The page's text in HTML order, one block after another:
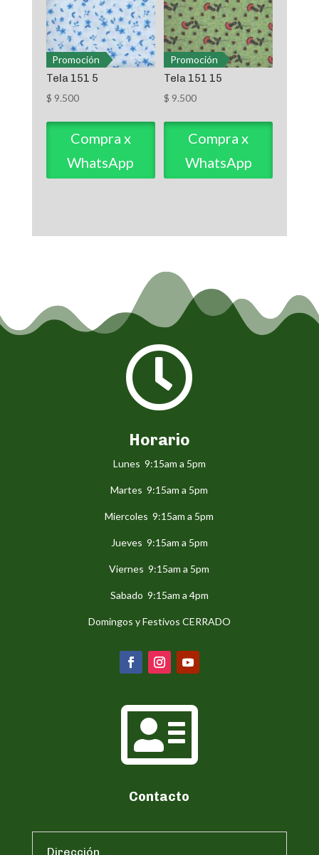
Promoción
Tela 151 5
$ 9.500
Compra x
WhatsApp
Promoción
Tela 151 15
$ 9.500
Compra x
WhatsApp

Horario
Lunes 9:15am a 5pm
Martes 9:15am a 5pm
Miercoles 9:15am a 5pm
Jueves 9:15am a 5pm
Viernes 9:15am a 5pm
Sabado 9:15am a 4pm
Domingos y Festivos CERRADO

Contacto
Dirección